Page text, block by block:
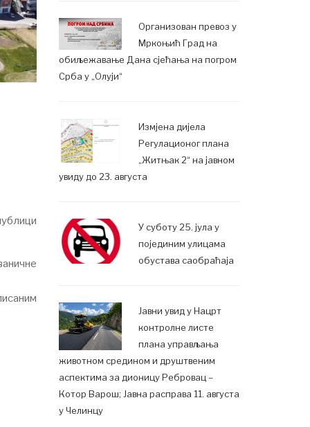
Организован превоз у
Мркоњић Град на
обиљежавање Дана сјећања на погром
Срба у „Олуји“
Измјена дијела
Регулационог плана
„Житњак 2“ на јавном
увиду до 23. августа
У суботу 25. јула у
појединим улицама
обустава саобраћаја
Јавни увид у Нацрт
контролне листе
плана управљања
животном средином и друштвеним
аспектима за дионицу Ребровац –
Котор Варош; Јавна расправа 11. августа
у Челинцу